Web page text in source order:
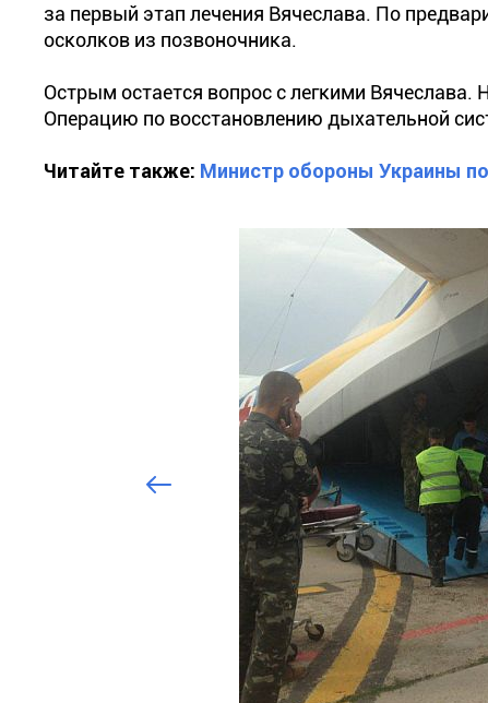
за первый этап лечения Вячеслава. По
осколков из позвоночника.
Острым остается вопрос с легкими
Операцию по восстановлению дыхательной
Читайте также: Министр обороны Украины